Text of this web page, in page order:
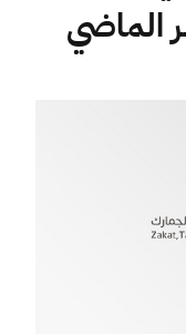
الماضي